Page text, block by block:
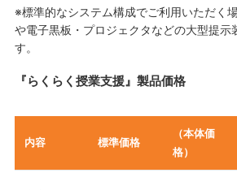
※標準的なシステム構成でご利用いただく
や電子黒板・プロジェクタなどの大型提示
す。
『らくらく授業支援』製品価格
内容 標準価格
（本体価
格）